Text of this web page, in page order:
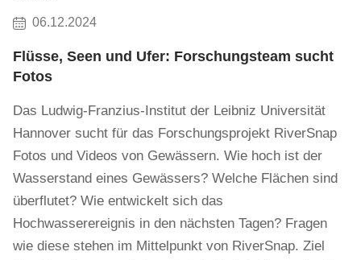
06.12.2024
Flüsse, Seen und Ufer: Forschungsteam sucht
Fotos
Das Ludwig-Franzius-Institut der Leibniz Universität
Hannover sucht für das Forschungsprojekt RiverSnap
Fotos und Videos von Gewässern. Wie hoch ist der
Wasserstand eines Gewässers? Welche Flächen sind
überflutet? Wie entwickelt sich das
Hochwasserereignis in den nächsten Tagen? Fragen
wie diese stehen im Mittelpunkt von RiverSnap. Ziel